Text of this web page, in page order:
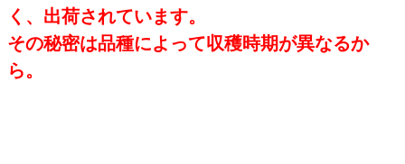
く、出荷されています。
その秘密は品種によって収穫時期が異なるか
ら。